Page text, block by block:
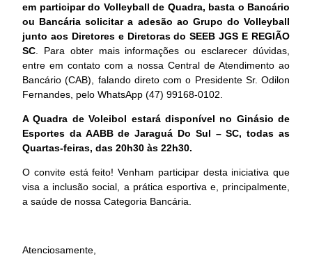
em participar do Volleyball de Quadra, basta o Bancário
ou Bancária solicitar a adesão ao Grupo do Volleyball
junto aos Diretores e Diretoras do SEEB JGS E REGIÃO
SC . Para obter mais informações ou esclarecer dúvidas,
entre em contato com a nossa Central de Atendimento ao
Bancário (CAB), falando direto com o Presidente Sr. Odilon
Fernandes, pelo WhatsApp (47) 99168-0102.
A Quadra de Voleibol estará disponível no Ginásio de
Esportes da AABB de Jaraguá Do Sul – SC, todas as
Quartas-feiras, das 20h30 às 22h30.
O convite está feito! Venham participar desta iniciativa que
visa a inclusão social, a prática esportiva e, principalmente,
a saúde de nossa Categoria Bancária.
Atenciosamente,